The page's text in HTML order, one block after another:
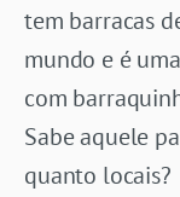
tem barracas
mundo e é
com
Sabe aquele
quanto locais?